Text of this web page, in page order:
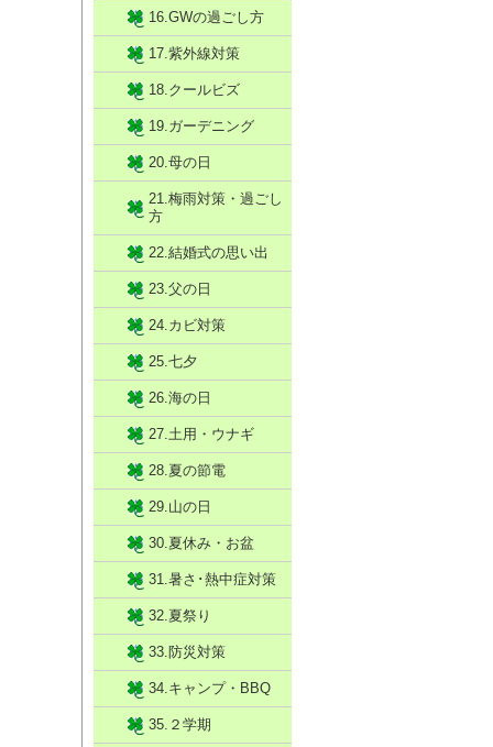
16.GWの過ごし方
17.紫外線対策
18.クールビズ
19.ガーデニング
20.母の日
21.梅雨対策・過ごし
方
22.結婚式の思い出
23.父の日
24.カビ対策
25.七夕
26.海の日
27.土用・ウナギ
28.夏の節電
29.山の日
30.夏休み・お盆
31.暑さ･熱中症対策
32.夏祭り
33.防災対策
34.キャンプ・BBQ
35.２学期